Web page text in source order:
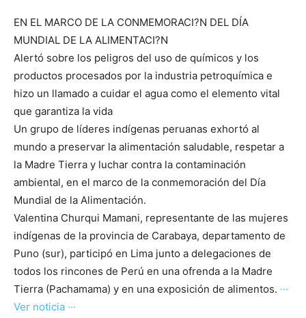
EN EL MARCO DE LA CONMEMORACI?N DEL DÍA
MUNDIAL DE LA ALIMENTACI?N
Alertó sobre los peligros del uso de químicos y los
productos procesados por la industria petroquímica e
hizo un llamado a cuidar el agua como el elemento vital
que garantiza la vida
Un grupo de líderes indígenas peruanas exhortó al
mundo a preservar la alimentación saludable, respetar a
la Madre Tierra y luchar contra la contaminación
ambiental, en el marco de la conmemoración del Día
Mundial de la Alimentación.
Valentina Churqui Mamani, representante de las mujeres
indígenas de la provincia de Carabaya, departamento de
Puno (sur), participó en Lima junto a delegaciones de
todos los rincones de Perú en una ofrenda a la Madre
Tierra (Pachamama) y en una exposición de alimentos. ···
Ver noticia ···